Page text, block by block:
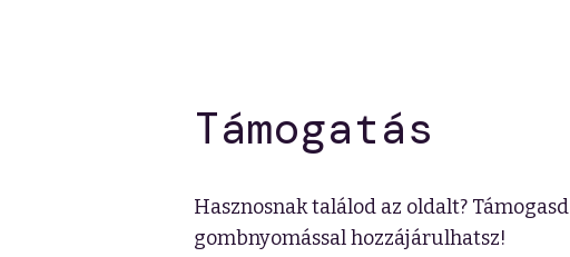
Támogatás
Hasznosnak találod az oldalt?
gombnyomással hozzájárulhatsz!